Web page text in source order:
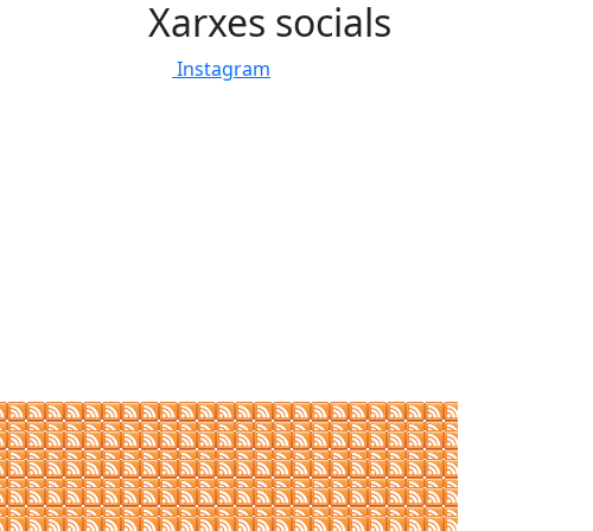
Xarxes socials
Instagram